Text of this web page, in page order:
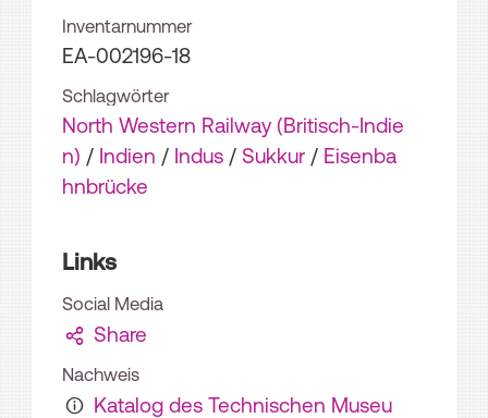
Inventarnummer
EA-002196-18
Schlagwörter
North Western Railway (Britisch-Indie
n) / Indien / Indus / Sukkur / Eisenba
hnbrücke
Links
Social Media
Share
Nachweis
Katalog des Technischen Museu